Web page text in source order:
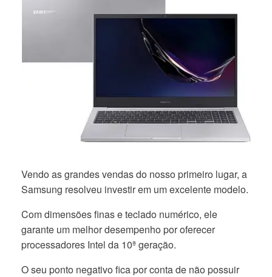
Vendo as grandes vendas do nosso primeiro lugar, a
Samsung resolveu investir em um excelente modelo.
Com dimensões finas e teclado numérico, ele
garante um melhor desempenho por oferecer
processadores Intel da 10ª geração.
O seu ponto negativo fica por conta de não possuir